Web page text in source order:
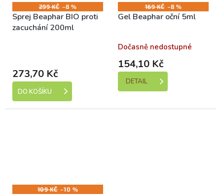
299 KČ –8 %
Sprej Beaphar BIO proti
zacuchání 200ml
273,70 Kč
DO KOŠÍKU
169 KČ –8 %
Gel Beaphar oční 5ml
Dočasně nedostupné
154,10 Kč
DETAIL
109 KČ –10 %